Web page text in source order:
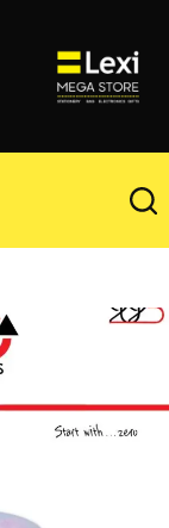
المحتوى